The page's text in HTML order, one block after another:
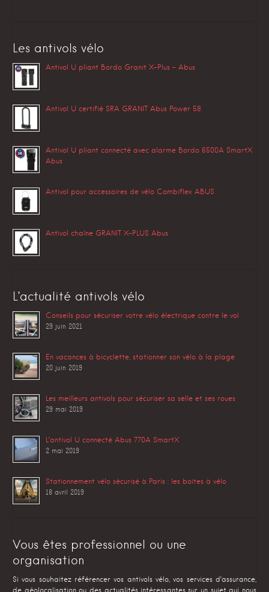
Les antivols vélo
Antivol U pliant Bordo Granit X-Plus – Abus
Antivol U certifié SRA GRANIT Abus Power 58
Antivol U pliant connecté avec alarme Bordo 6500A SmartX
Abus
Antivol pour accessoires de vélo Combiflex ABUS
Antivol chaîne GRANIT X-PLUS Abus
L’actualité antivols vélo
Conseils pour sécuriser votre vélo électrique contre le vol
29 juin 2021
En vacances à bicyclette, stationner son vélo à la plage
20 juin 2019
Les meilleurs antivols pour sécuriser sa selle et ses roues
29 mai 2019
L’antivol U connecté Abus 770A SmartX
2 mai 2019
Stationnement vélo sécurisé à Paris : les boites à vélo
18 avril 2019
Vous êtes professionnel ou une
organisation
Si vous souhaitez référencer vos antivols vélo, vos services d’assurance,
de géolocalisation ou des actualités intéressantes sur un sujet qui nous